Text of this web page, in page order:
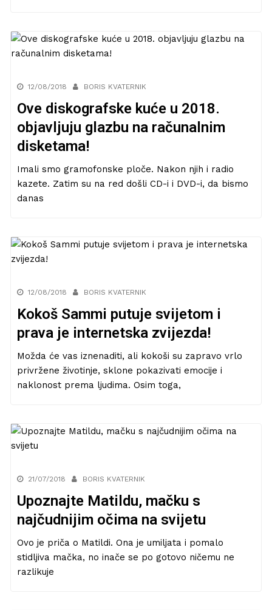
12/08/2018 BORIS KVATERNIK
Ove diskografske kuće u 2018.
objavljuju glazbu na računalnim
disketama!
Imali smo gramofonske ploče. Nakon njih i radio
kazete. Zatim su na red došli CD-i i DVD-i, da bismo
danas
12/08/2018 BORIS KVATERNIK
Kokoš Sammi putuje svijetom i
prava je internetska zvijezda!
Možda će vas iznenaditi, ali kokoši su zapravo vrlo
privržene životinje, sklone pokazivati emocije i
naklonost prema ljudima. Osim toga,
21/07/2018 BORIS KVATERNIK
Upoznajte Matildu, mačku s
najčudnijim očima na svijetu
Ovo je priča o Matildi. Ona je umiljata i pomalo
stidljiva mačka, no inače se po gotovo ničemu ne
razlikuje